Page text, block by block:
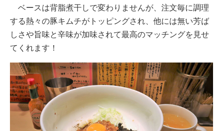
ベースは背脂煮干しで変わりませんが、注文毎に調理
する熱々の豚キムチがトッピングされ、他には無い芳ば
しさや旨味と辛味が加味されて最高のマッチングを見せ
てくれます！